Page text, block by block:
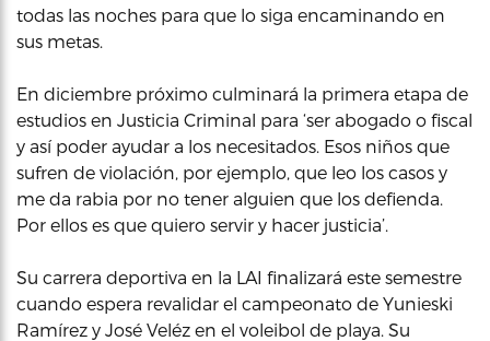
todas las noches para que lo siga encaminando en
sus metas.
En diciembre próximo culminará la primera etapa de
estudios en Justicia Criminal para ‘ser abogado o fiscal
y así poder ayudar a los necesitados. Esos niños que
sufren de violación, por ejemplo, que leo los casos y
me da rabia por no tener alguien que los defienda.
Por ellos es que quiero servir y hacer justicia’.
Su carrera deportiva en la LAI finalizará este semestre
cuando espera revalidar el campeonato de Yunieski
Ramírez y José Veléz en el voleibol de playa. Su